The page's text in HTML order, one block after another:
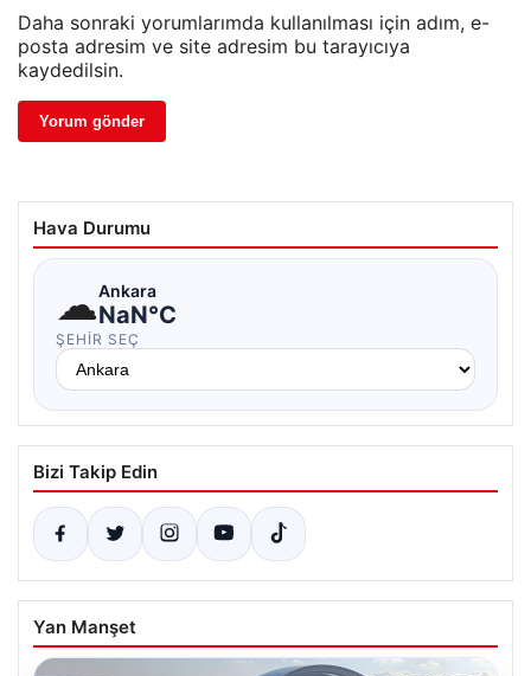
Daha sonraki yorumlarımda kullanılması için adım, e-
posta adresim ve site adresim bu tarayıcıya
kaydedilsin.
Hava Durumu
☁Ankara
NaN°C
ŞEHIR SEÇ
Bizi Takip Edin
Yan Manşet